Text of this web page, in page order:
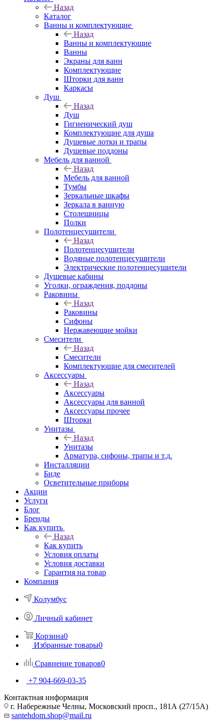
Назад
Каталог
Ванны и комплектующие
Назад
Ванны и комплектующие
Ванны
Экраны для ванн
Комплектующие
Шторки для ванн
Каркасы
Душ
Назад
Душ
Гигиенический душ
Комплектующие для душа
Душевые лотки и трапы
Душевые поддоны
Мебель для ванной
Назад
Мебель для ванной
Тумбы
Зеркальные шкафы
Зеркала в ванную
Столешницы
Полки
Полотенцесушители
Назад
Полотенцесушители
Водяные полотенцесушители
Электрические полотенцесушители
Душевые кабины
Уголки, ограждения, поддоны
Раковины
Назад
Раковины
Сифоны
Нержавеющие мойки
Смесители
Назад
Смесители
Комплектующие для смесителей
Аксессуары
Назад
Аксессуары
Аксессуары для ванной
Аксессуары прочее
Шторки
Унитазы
Назад
Унитазы
Арматура, сифоны, трапы и т.д.
Инсталляции
Биде
Осветительные приборы
Акции
Услуги
Блог
Бренды
Как купить
Назад
Как купить
Условия оплаты
Условия доставки
Гарантия на товар
Компания
Колумбус
Личный кабинет
Корзина0
Избранные товары0
Сравнение товаров0
+7 904-669-03-35
Контактная информация
г. Набережные Челны, Московский просп., 181А (27/15А)
santehdom.shop@mail.ru